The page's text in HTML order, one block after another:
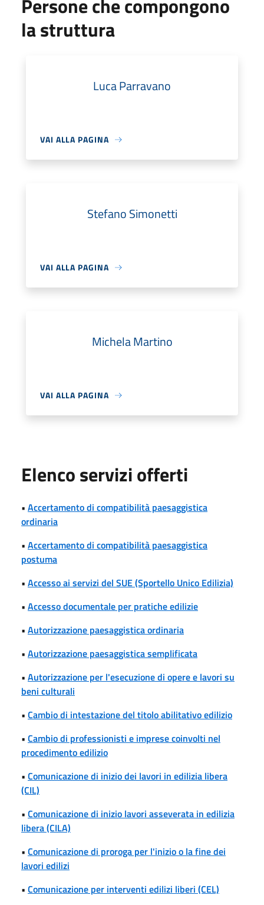
Persone che compongono
la struttura
Luca Parravano
VAI ALLA PAGINA
Stefano Simonetti
VAI ALLA PAGINA
Michela Martino
VAI ALLA PAGINA
Elenco servizi offerti
• Accertamento di compatibilità paesaggistica
ordinaria
• Accertamento di compatibilità paesaggistica
postuma
• Accesso ai servizi del SUE (Sportello Unico Edilizia)
• Accesso documentale per pratiche edilizie
• Autorizzazione paesaggistica ordinaria
• Autorizzazione paesaggistica semplificata
• Autorizzazione per l'esecuzione di opere e lavori su
beni culturali
• Cambio di intestazione del titolo abilitativo edilizio
• Cambio di professionisti e imprese coinvolti nel
procedimento edilizio
• Comunicazione di inizio dei lavori in edilizia libera
(CIL)
• Comunicazione di inizio lavori asseverata in edilizia
libera (CILA)
• Comunicazione di proroga per l'inizio o la fine dei
lavori edilizi
• Comunicazione per interventi edilizi liberi (CEL)